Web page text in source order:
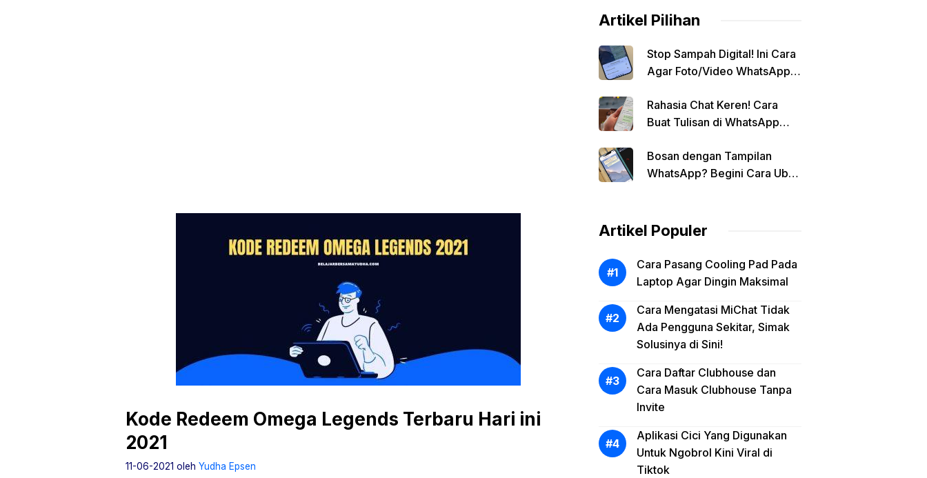
Kode Redeem Omega Legends Terbaru Hari ini
2021
11-06-2021 oleh Yudha Epsen
Artikel Pilihan
Stop Sampah Digital! Ini Cara
Agar Foto/Video WhatsApp
Otomatis
Rahasia Chat Keren! Cara
Buat Tulisan di WhatsApp
Bosan dengan Tampilan
WhatsApp? Begini Cara Ubah
Artikel Populer
Cara Pasang Cooling Pad Pada
Laptop Agar Dingin Maksimal
Cara Mengatasi MiChat Tidak
Ada Pengguna Sekitar, Simak
Solusinya di Sini!
Cara Daftar Clubhouse dan
Cara Masuk Clubhouse Tanpa
Invite
Aplikasi Cici Yang Digunakan
Untuk Ngobrol Kini Viral di
Tiktok